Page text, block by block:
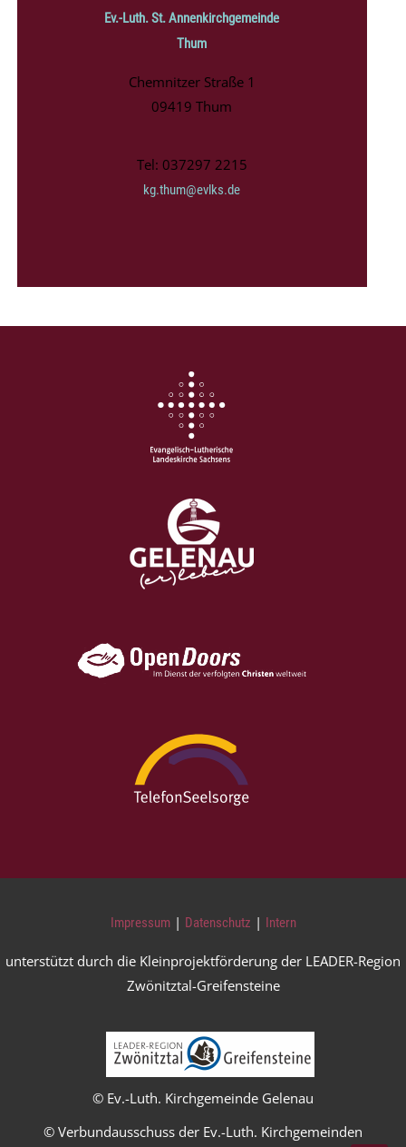
Ev.-Luth. St. Annenkirchgemeinde
Thum
Chemnitzer Straße 1
09419 Thum
Tel: 037297 2215
kg.thum@evlks.de
Impressum| Datenschutz | Intern
unterstützt durch die Kleinprojektförderung der LEADER-Region
Zwönitztal-Greifensteine
© Ev.-Luth. Kirchgemeinde Gelenau
© Verbundausschuss der Ev.-Luth. Kirchgemeinden